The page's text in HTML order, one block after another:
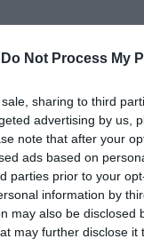
Do Not Process My
sharing to third
advertising by us,
note that after your
ads based on
parties prior to your
information by
may also be disclosed
may further disclose it